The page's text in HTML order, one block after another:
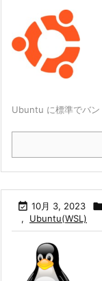
Ubuntu に標準でバン
 10月 3, 2023
,
Ubuntu(WSL)